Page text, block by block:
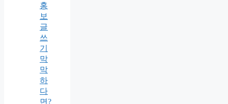
홍
보
글
쓰
기
막
막
하
다
면?